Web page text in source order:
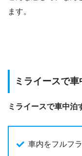
ます。
ミライースで
ミライースで車中泊
車内をフルフ